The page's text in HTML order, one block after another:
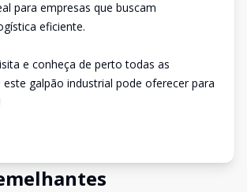
para empresas que buscam
eficiente.
e conheça de perto todas as
este galpão industrial pode oferecer para